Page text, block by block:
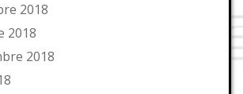
2018
2018
2018